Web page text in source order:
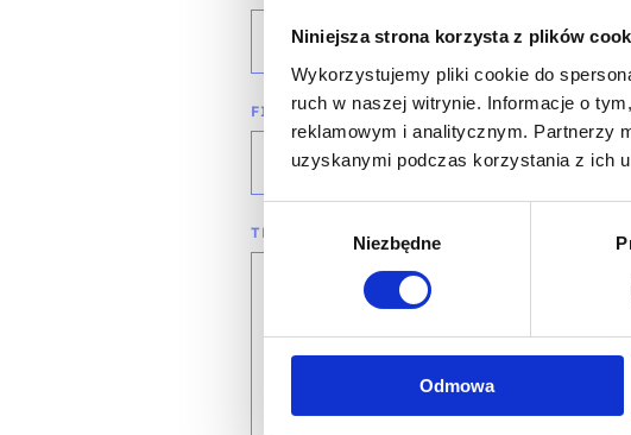
Niniejsza strona korzysta z plików
Wykorzystujemy pliki cookie do
ruch w naszej witrynie. Informacje o
reklamowym i analitycznym. Partnerzy
uzyskanymi podczas korzystania z ich
zgody
Niezbędne
Odmowa
wybierz województwo
FIRMA
TREŚĆ WIADOMOŚCI*